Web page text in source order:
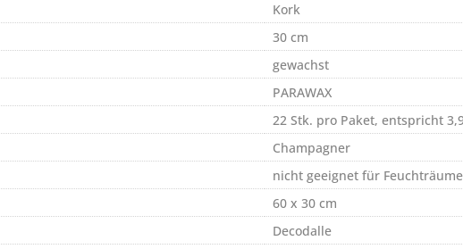
Kork
30 cm
gewachst
PARAWAX
22 Stk. pro Paket, entspricht
Champagner
nicht geeignet für Feuchträume
60 x 30 cm
Decodalle